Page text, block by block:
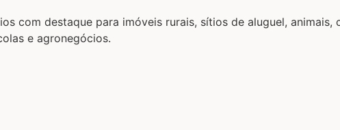
com destaque para imóveis rurais, sítios de aluguel, animais,
e agronegócios.